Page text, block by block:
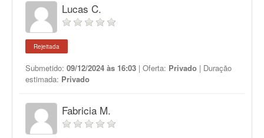
Lucas C.
Rejeitada
Submetido: 09/12/2024 às 16:03 | Oferta: Privado | Duração
estimada: Privado
Fabricia M.